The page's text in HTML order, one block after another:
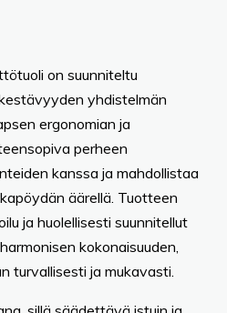
on suunniteltu
yhdistelmän
ergonomian ja
perheen
kanssa ja mahdollistaa
äärellä. Tuotteen
ja huolellisesti suunnitellut
kokonaisuuden,
turvallisesti ja mukavasti.